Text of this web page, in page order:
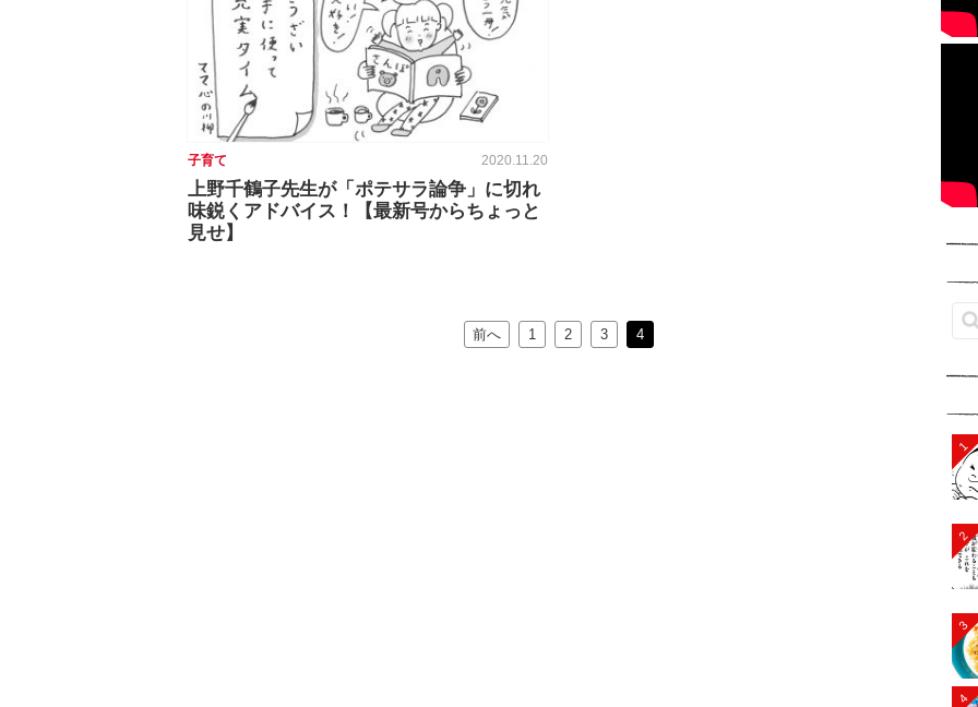
子育て 2020.11.20
上野千鶴子先生が「ポテサラ論争」に切れ
味鋭くアドバイス！【最新号からちょっと
見せ】
前へ 1 2 3 4
1
2
3
4